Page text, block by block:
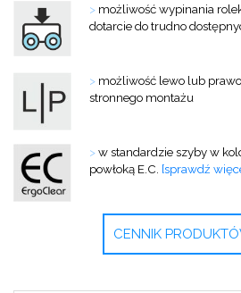
> możliwość wypinania
dotarcie do trudno
> możliwość lewo lub
stronnego montażu
>w standardzie szyby w
powłoką E.C. [sprawdź
CENNIK